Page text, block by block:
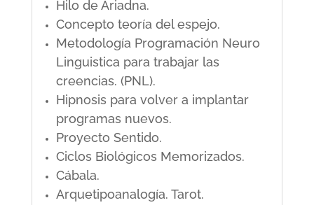
Hilo de Ariadna.
Concepto teoría del espejo.
Metodología Programación Neuro
Linguistica para trabajar las
creencias. (PNL).
Hipnosis para volver a implantar
programas nuevos.
Proyecto Sentido.
Ciclos Biológicos Memorizados.
Cábala.
Arquetipoanalogía. Tarot.